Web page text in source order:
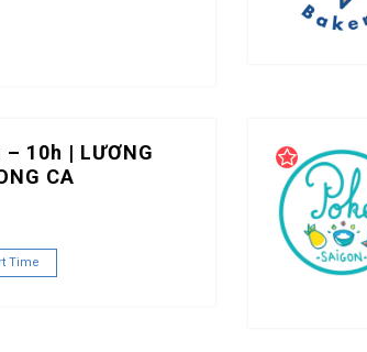
– 10h | LƯƠNG
CA
Time